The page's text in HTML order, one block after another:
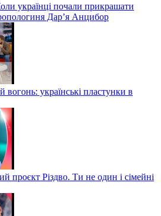
українці почали прикрашати
Дарʼя Анцибор
українські пластунки в
проєкт Різдво. Ти не один і сімейні